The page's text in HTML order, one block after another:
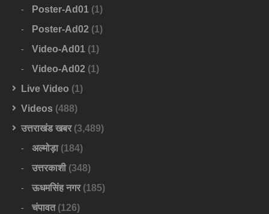
Poster-Ad01 (1)
Poster-Ad02 (1)
Video-Ad01 (1)
Video-Ad02 (1)
Live Video (1)
Videos (488)
उत्तराखंड खबर(3,489)
अल्मोड़ा(184)
उत्तरकाशी(348)
ऊधमसिंह नगर(185)
चंपावत(126)